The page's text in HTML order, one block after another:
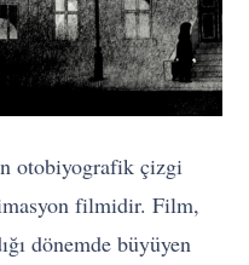
otobiyografik çizgi
filmidir. Film,
dönemde büyüyen